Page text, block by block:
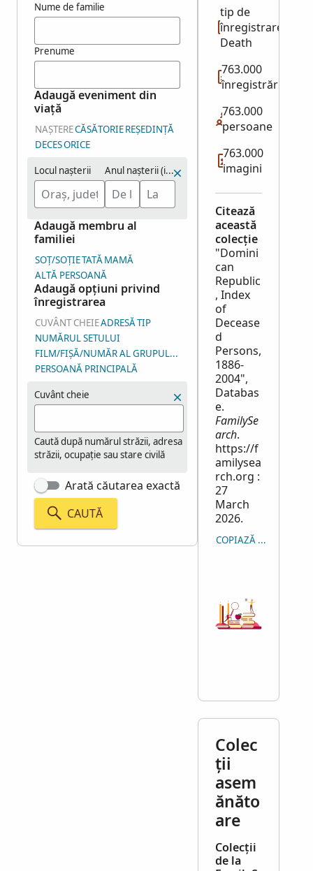
Nume de familie
Prenume
Adaugă eveniment din
viață
NAȘTERECĂSĂTORIEREȘEDINȚĂ
DECESORICE
Locul nașterii Anul nașterii (interval)
Adaugă membru al
familiei
SOȚ/SOȚIETATĂMAMĂ
ALTĂ PERSOANĂ
Adaugă opțiuni privind
înregistrarea
CUVÂNT CHEIEADRESĂTIP
NUMĂRUL SETULUI
FILM/FIȘĂ/NUMĂR AL GRUPULUI DE IMAGINI (NGI)
PERSOANĂ PRINCIPALĂ
Cuvânt cheie
Caută după numărul străzii, adresa
străzii, ocupație sau stare civilă
Arată căutarea exactă
CAUTĂ
tip de
înregistrare:
Death
763.000
înregistrări
763.000
persoane
763.000
imagini
Citează
această
colecție
"Domini
can
Republic
, Index
of
Decease
d
Persons,
1886-
2004",
Databas
e.
FamilySe
arch.
https://f
amilysea
rch.org :
27
March
2026.
COPIAZĂ CITARE
Colec
ții
asem
ănăto
are
Colecții
de la